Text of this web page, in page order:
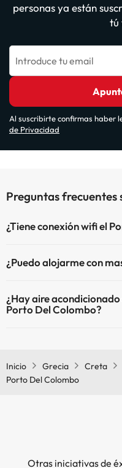
personas ya están
tú
Introduce tu email
Al suscribirte confirmas haber
de Privacidad
Preguntas
¿Tiene conexión wifi el
¿Puedo alojarme con
¿Hay aire acondicionado
Porto Del Colombo?
Inicio
Grecia Creta
Porto Del Colombo
Otras iniciativas de